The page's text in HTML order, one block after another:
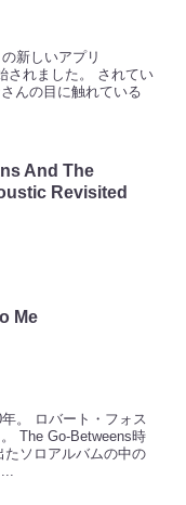
新しいアプリ
されました。 されてい
んの目に触れている
And The
Revisited
Me
。 ロバート・フォス
The Go-Betweens時
ソロアルバムの中の